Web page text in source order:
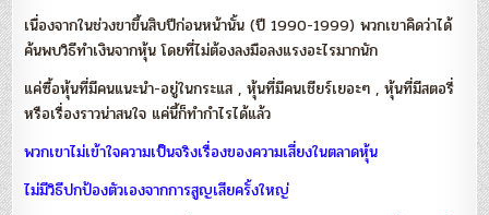
เนื่องจากในช่วงขาขึ้นสิบปีก่อนหน้านั้น (ปี 1990-1999) พวกเขาคิดว่าได้
ค้นพบวิธีทำเงินจากหุ้น โดยที่ไม่ต้องลงมือลงแรงอะไรมากนัก
แค่ซื้อหุ้นที่มีคนแนะนำ-อยู่ในกระแส , หุ้นที่มีคนเชียร์เยอะๆ , หุ้นที่มีสตอรี่
หรือเรื่องราวน่าสนใจ แค่นี้ก็ทำกำไรได้แล้ว
พวกเขาไม่เข้าใจความเป็นจริงเรื่องของความเสี่ยงในตลาดหุ้น
ไม่มีวิธีปกป้องตัวเองจากการสูญเสียครั้งใหญ่